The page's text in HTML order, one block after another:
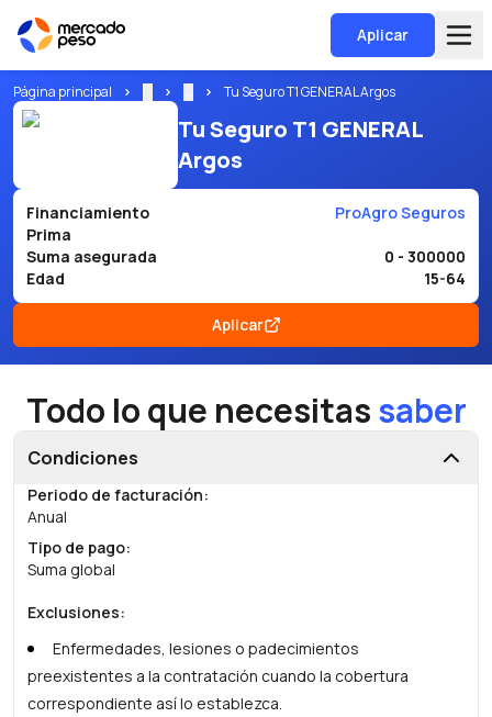
Aplicar
Página principal Tu Seguro T1 GENERAL Argos
Tu Seguro T1 GENERAL
Argos
Financiamiento
ProAgro Seguros
Prima
Suma asegurada
0 - 300000
Edad
15-64
Aplicar
Todo lo que necesitassaber
Condiciones
Periodo de facturación:
Anual
Tipo de pago:
Suma global
Exclusiones:
Enfermedades, lesiones o padecimientos
preexistentes a la contratación cuando la cobertura
correspondiente así lo establezca.